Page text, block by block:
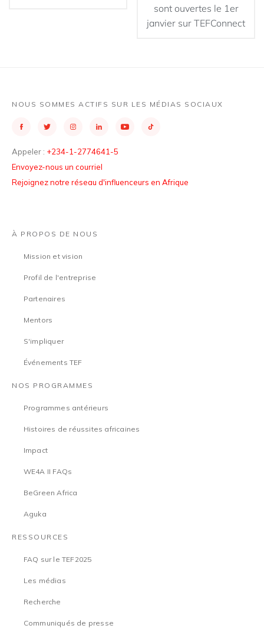
sont ouvertes le 1er
janvier sur TEFConnect
NOUS SOMMES ACTIFS SUR LES MÉDIAS SOCIAUX
Appeler : +234-1-2774641-5
Envoyez-nous un courriel
Rejoignez notre réseau d'influenceurs en Afrique
À PROPOS DE NOUS
Mission et vision
Profil de l'entreprise
Partenaires
Mentors
S'impliquer
Événements TEF
NOS PROGRAMMES
Programmes antérieurs
Histoires de réussites africaines
Impact
WE4A II FAQs
BeGreen Africa
Aguka
RESSOURCES
FAQ sur le TEF2025
Les médias
Recherche
Communiqués de presse